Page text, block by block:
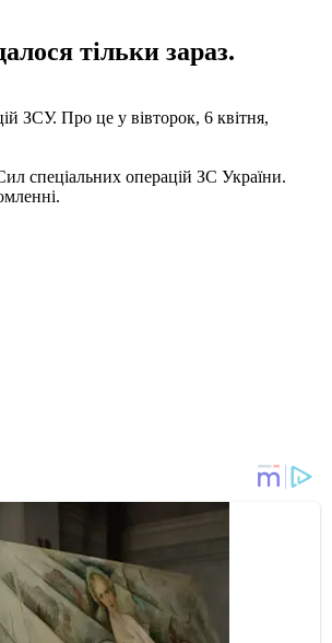
тільки зараз.
ЗСУ. Про це у вівторок, 6 квітня,
спеціальних операцій ЗС України.